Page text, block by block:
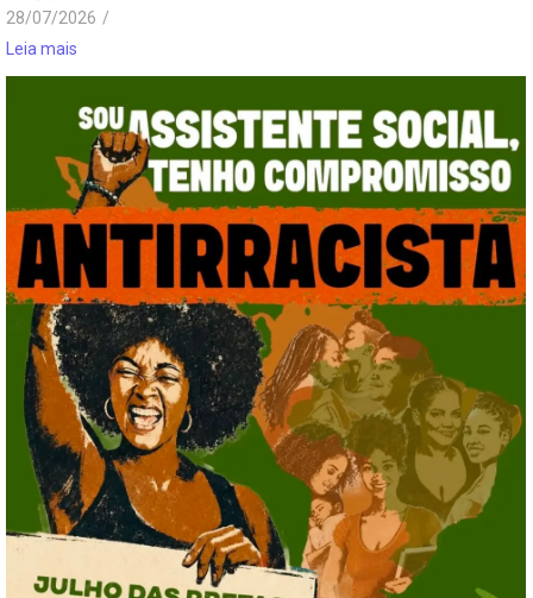
28/07/2026 /
Leia mais